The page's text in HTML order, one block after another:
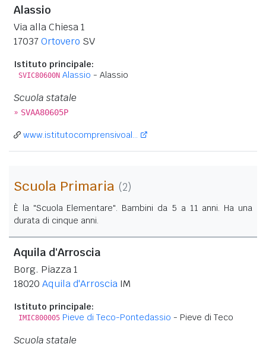
Alassio
Via alla Chiesa 1
17037Ortovero SV
Istituto principale:
SVIC80600N Alassio - Alassio
Scuola statale
» SVAA80605P
www.istitutocomprensivoal...
Scuola Primaria (2)
È la "Scuola Elementare". Bambini da 5 a 11 anni. Ha una
durata di cinque anni.
Aquila d'Arroscia
Borg. Piazza 1
18020 Aquila d'Arroscia IM
Istituto principale:
IMIC800005 Pieve di Teco-Pontedassio - Pieve di Teco
Scuola statale